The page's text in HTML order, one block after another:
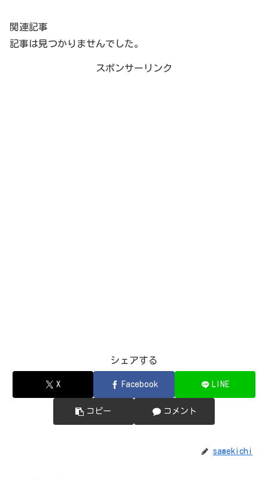
関連記事
記事は見つかりませんでした。
スポンサーリンク
シェアする
X Facebook LINE
コピー コメント
samekichi